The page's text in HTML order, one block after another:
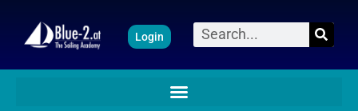
Inhalt
springen
Login Suche